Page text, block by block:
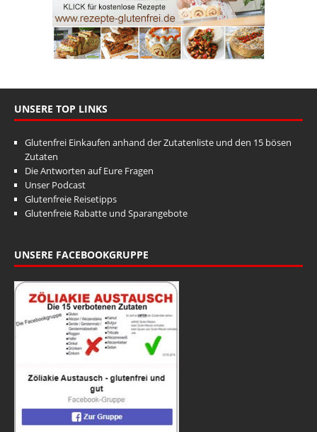
UNSERE TOP LINKS
Glutenfrei Einkaufen anhand der Zutatenliste und den 15 bösen
Zutaten
Die Antworten auf Eure Fragen
Unser Podcast
Glutenfreie Reisetipps
Glutenfreie Rabatte und Sparangebote
UNSERE FACEBOOKGRUPPE